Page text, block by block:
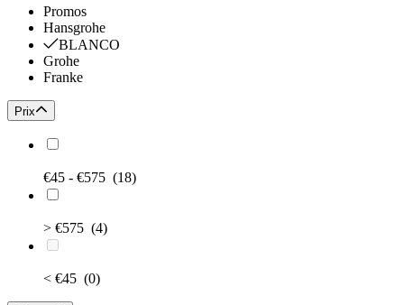
Promos
Hansgrohe
BLANCO
Grohe
Franke
Prix
€45 - €575 (18)
> €575 (4)
< €45 (0)